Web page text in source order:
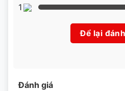
1
Để lại
Đánh giá